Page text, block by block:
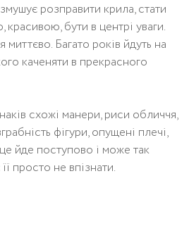
розправити крила, стати
бути в центрі уваги.
Багато років йдуть на
каченяти в прекрасного
схожі манери, риси обличчя,
фігури, опущені плечі,
йде поступово і може так
просто не впізнати.